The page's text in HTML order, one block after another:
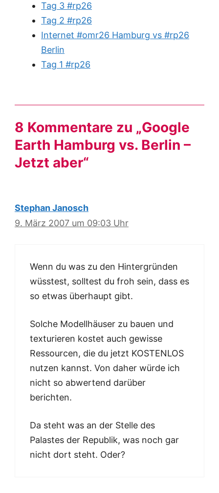
Tag 3 #rp26
Tag 2 #rp26
Internet #omr26 Hamburg vs #rp26
Berlin
Tag 1 #rp26
8 Kommentare zu „Google
Earth Hamburg vs. Berlin –
Jetzt aber“
Stephan Janosch
9. März 2007 um 09:03 Uhr
Wenn du was zu den Hintergründen
wüsstest, solltest du froh sein, dass es
so etwas überhaupt gibt.
Solche Modellhäuser zu bauen und
texturieren kostet auch gewisse
Ressourcen, die du jetzt KOSTENLOS
nutzen kannst. Von daher würde ich
nicht so abwertend darüber
berichten.
Da steht was an der Stelle des
Palastes der Republik, was noch gar
nicht dort steht. Oder?